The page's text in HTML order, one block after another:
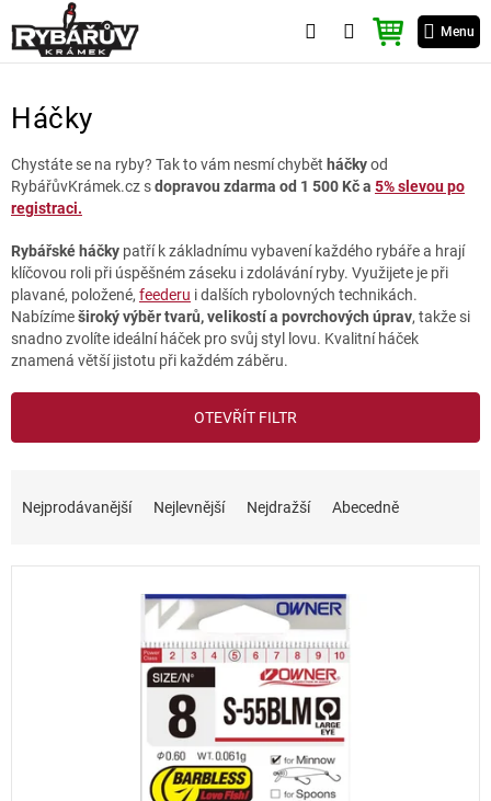
na
obsah
Menu
NÁKUPNÍ
KOŠÍK
Háčky
Chystáte se na ryby? Tak to vám nesmí chybět háčkyod
RybářůvKrámek.cz sdopravou zdarma od 1 500 Kč a 5% slevou po
registraci.
Rybářské háčky patří k základnímu vybavení každého rybáře a hrají
klíčovou roli při úspěšném záseku i zdolávání ryby. Využijete je při
plavané, položené, feederu i dalších rybolovných technikách.
Nabízímeširoký výběr tvarů, velikostí a povrchových úprav, takže si
snadno zvolíte ideální háček pro svůj styl lovu. Kvalitní háček
znamená větší jistotu při každém záběru.
Nejprodávanější Nejlevnější Nejdražší Abecedně
OTEVŘÍT FILTR
V
p
o